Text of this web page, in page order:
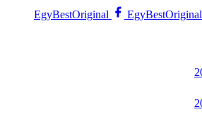
EgyBestOriginal EgyBestOriginal